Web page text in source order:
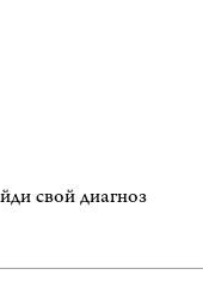
свой диагноз